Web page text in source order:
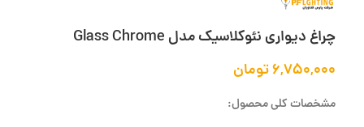
چراغ دیواری نئوکلاسیک مدل Glass Chrome
۶,۷۵۰,۰۰۰تومان
مشخصات کلی محصول: